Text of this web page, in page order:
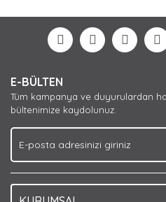
Yorum
formunu kullanarak
Görüş ve önerileriniz için
Ürün açıklamasında eksik
Ürün bilgilerinde hatalar
Ürün fiyatı diğer sitelerden
Bu ürüne benzer farklı
E-BÜLTEN
Tüm kampanya ve duyurulardan
bültenimize kaydolunuz.